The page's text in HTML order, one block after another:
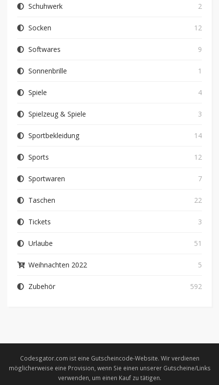
Schuhwerk 2
Socken 12
Softwares 9
Sonnenbrille 1
Spiele 4
Spielzeug & Spiele 3
Sportbekleidung 14
Sports 12
Sportwaren 7
Taschen 22
Tickets 3
Urlaube 51
Weihnachten 2022 5
Zubehör 592
Codesgator.com ist eine Gutscheincode-Website. Wir verdienen
möglicherweise eine Provision, wenn Sie einen unserer Gutscheine/Links
verwenden, um einen Kauf zu tätigen.